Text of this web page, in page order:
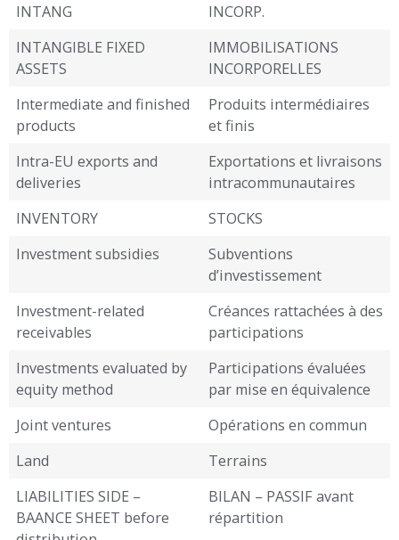
INTANG
INCORP.
INTANGIBLE FIXED
ASSETS
IMMOBILISATIONS
INCORPORELLES
Intermediate and finished
products
Produits intermédiaires
et finis
Intra-EU exports and
deliveries
Exportations et livraisons
intracommunautaires
INVENTORY
STOCKS
Investment subsidies
Subventions
d’investissement
Investment-related
receivables
Créances rattachées à des
participations
Investments evaluated by
equity method
Participations évaluées
par mise en équivalence
Joint ventures
Opérations en commun
Land
Terrains
LIABILITIES SIDE –
BAANCE SHEET before
BILAN – PASSIF avant
répartition